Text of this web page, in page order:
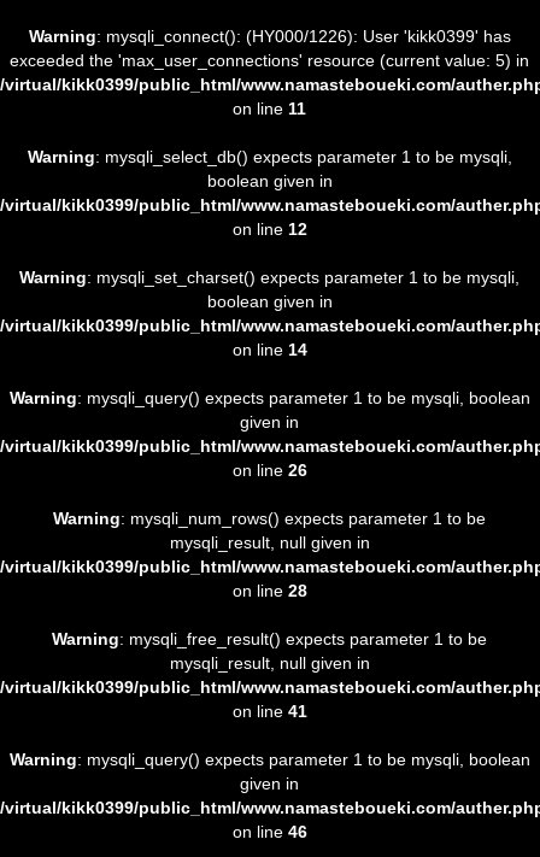
Warning: mysqli_connect(): (HY000/1226): User 'kikk0399' has
exceeded the 'max_user_connections' resource (current value: 5) in
/virtual/kikk0399/public_html/www.namasteboueki.com/
on line 11
Warning: mysqli_select_db() expects parameter 1 to be mysqli,
boolean given in
/virtual/kikk0399/public_html/www.namasteboueki.com/
on line 12
Warning: mysqli_set_charset() expects parameter 1 to be mysqli,
boolean given in
/virtual/kikk0399/public_html/www.namasteboueki.com/
on line 14
Warning: mysqli_query() expects parameter 1 to be mysqli, boolean
given in
/virtual/kikk0399/public_html/www.namasteboueki.com/
on line 26
Warning: mysqli_num_rows() expects parameter 1 to be
mysqli_result, null given in
/virtual/kikk0399/public_html/www.namasteboueki.com/
on line 28
Warning: mysqli_free_result() expects parameter 1 to be
mysqli_result, null given in
/virtual/kikk0399/public_html/www.namasteboueki.com/
on line 41
Warning: mysqli_query() expects parameter 1 to be mysqli, boolean
given in
/virtual/kikk0399/public_html/www.namasteboueki.com/
on line 46